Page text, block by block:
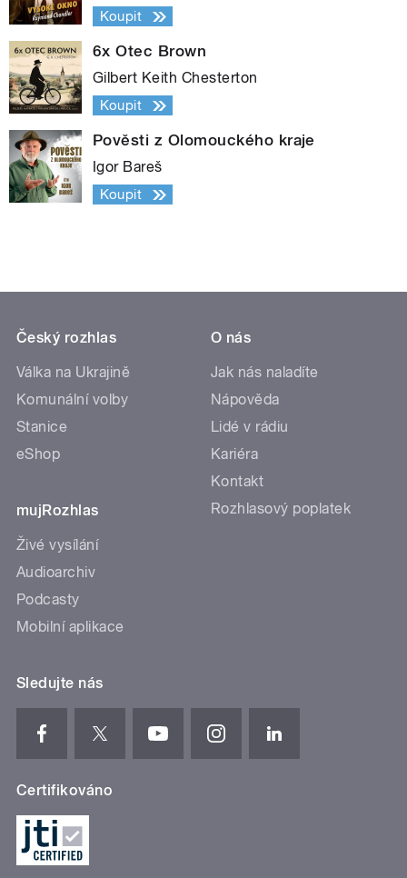
Koupit
6x Otec Brown
Gilbert Keith Chesterton
Koupit
Pověsti z Olomouckého kraje
Igor Bareš
Koupit
Český rozhlas
Válka na Ukrajině
Komunální volby
Stanice
eShop
mujRozhlas
Živé vysílání
Audioarchiv
Podcasty
Mobilní aplikace
O nás
Jak nás naladíte
Nápověda
Lidé v rádiu
Kariéra
Kontakt
Rozhlasový poplatek
Sledujte nás
Certifikováno